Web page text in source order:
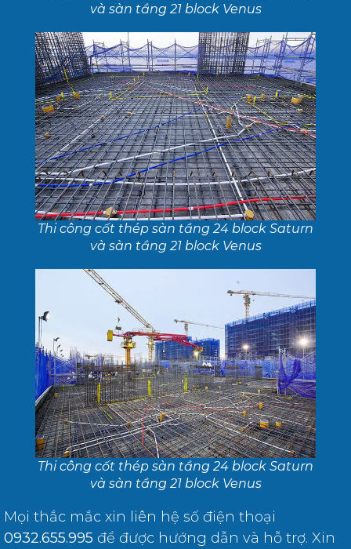
và sàn tầng 21 block Venus
Thi công cốt thép sàn tầng 24 block Saturn
và sàn tầng 21 block Venus
Thi công cốt thép sàn tầng 24 block Saturn
và sàn tầng 21 block Venus
Mọi thắc mắc xin liên hệ số điện thoại
0932.655.995 để được hướng dẫn và hỗ trợ. Xin